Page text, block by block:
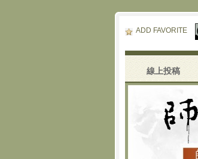
ADD FAVORITE
線上投稿